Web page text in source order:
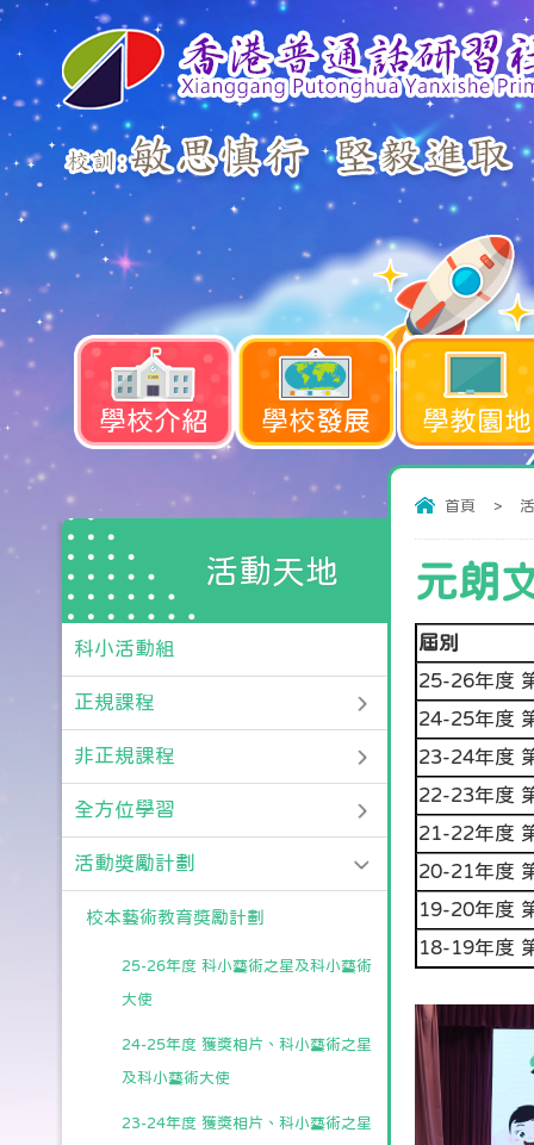
學校介紹 學校發展 學教園地
首頁 >
元朗
屆別
25-26年度
24-25年度
23-24年度
22-23年度
21-22年度
20-21年度
19-20年度
18-19年度
活動天地
科小活動組
正規課程
非正規課程
全方位學習
活動獎勵計劃
校本藝術教育獎勵計劃
25-26年度 科小藝術之星及科小藝術
大使
24-25年度 獲獎相片、科小藝術之星
及科小藝術大使
23-24年度 獲獎相片、科小藝術之星